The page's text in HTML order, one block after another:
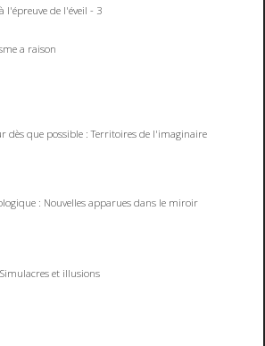
l'épreuve de l'éveil - 3
a raison
dès que possible : Territoires de l'imaginaire
: Nouvelles apparues dans le miroir
et illusions